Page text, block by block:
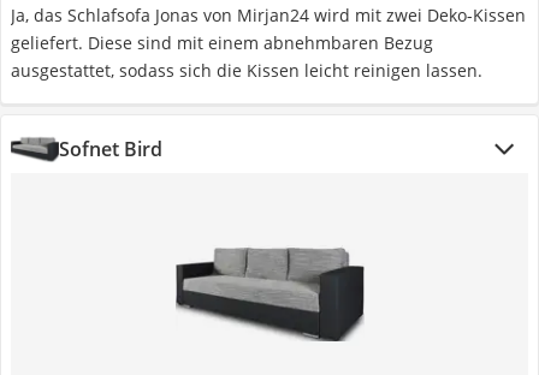
Ja, das Schlafsofa Jonas von Mirjan24 wird mit zwei Deko-Kissen
geliefert. Diese sind mit einem abnehmbaren Bezug
ausgestattet, sodass sich die Kissen leicht reinigen lassen.
Sofnet Bird